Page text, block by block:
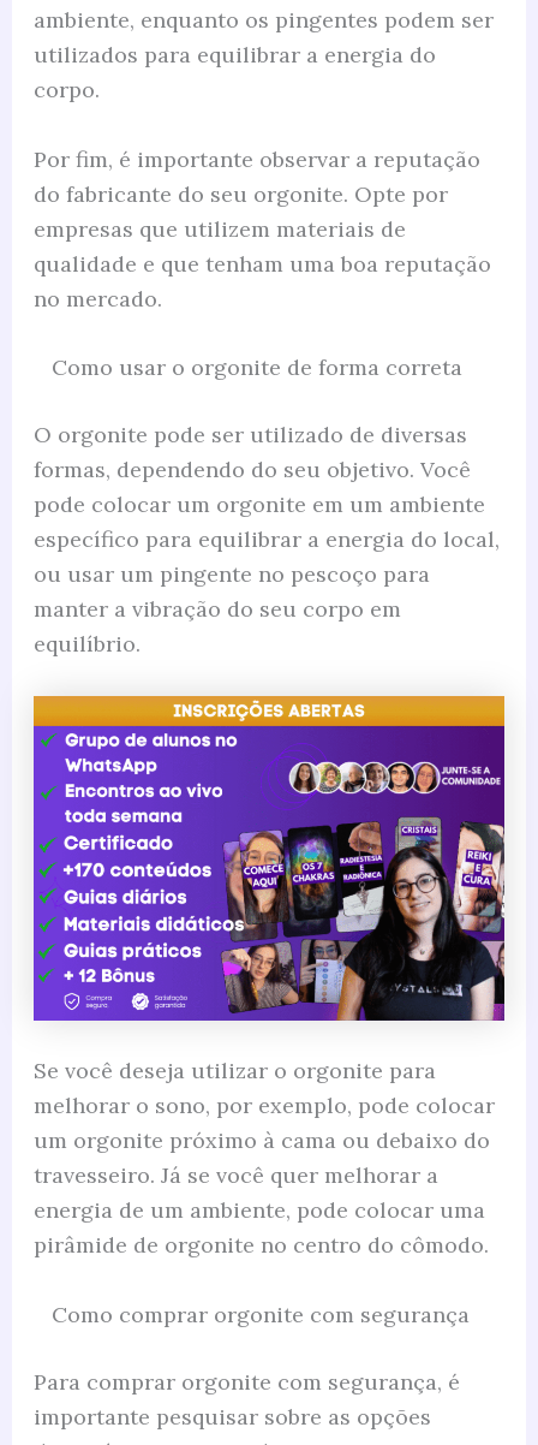
ambiente, enquanto os pingentes podem ser
utilizados para equilibrar a energia do
corpo.
Por fim, é importante observar a reputação
do fabricante do seu orgonite. Opte por
empresas que utilizem materiais de
qualidade e que tenham uma boa reputação
no mercado.
Como usar o orgonite de forma correta
O orgonite pode ser utilizado de diversas
formas, dependendo do seu objetivo. Você
pode colocar um orgonite em um ambiente
específico para equilibrar a energia do local,
ou usar um pingente no pescoço para
manter a vibração do seu corpo em
equilíbrio.
Se você deseja utilizar o orgonite para
melhorar o sono, por exemplo, pode colocar
um orgonite próximo à cama ou debaixo do
travesseiro. Já se você quer melhorar a
energia de um ambiente, pode colocar uma
pirâmide de orgonite no centro do cômodo.
Como comprar orgonite com segurança
Para comprar orgonite com segurança, é
importante pesquisar sobre as opções